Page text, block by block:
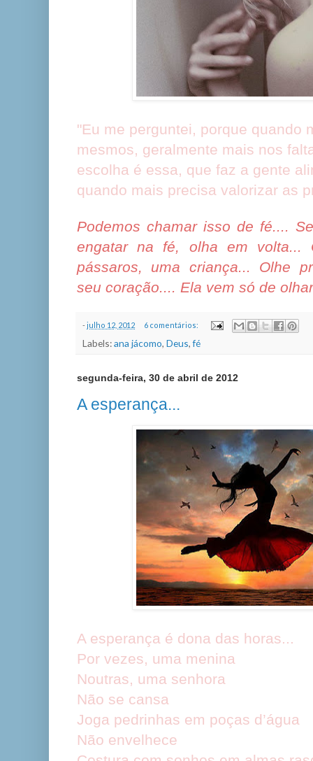
"Eu me perguntei, porque quando
mesmos, geralmente mais nos
escolha é essa, que faz a gente
quando mais precisa valorizar as
Podemos chamar isso de fé....
engatar na fé, olha em volta...
pássaros, uma criança... Olhe
seu coração.... Ela vem só de
-julho 12, 2012 6 comentários:
Labels:ana jácomo, Deus,fé
segunda-feira, 30 de abril de 2012
A esperança...
A esperança é dona das horas...
Por vezes, uma menina
Noutras, uma senhora
Não se cansa
Joga pedrinhas em poças d’água
Não envelhece